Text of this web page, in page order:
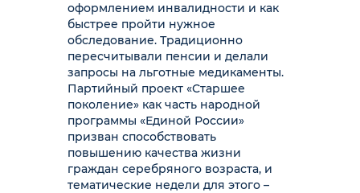
оформлением инвалидности и как
быстрее пройти нужное
обследование. Традиционно
пересчитывали пенсии и делали
запросы на льготные медикаменты.
Партийный проект «Старшее
поколение» как часть народной
программы «Единой России»
призван способствовать
повышению качества жизни
граждан серебряного возраста, и
тематические недели для этого –